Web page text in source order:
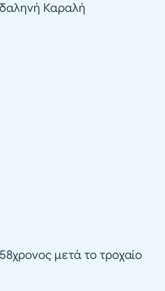
Καραλή
μετά το τροχαίο